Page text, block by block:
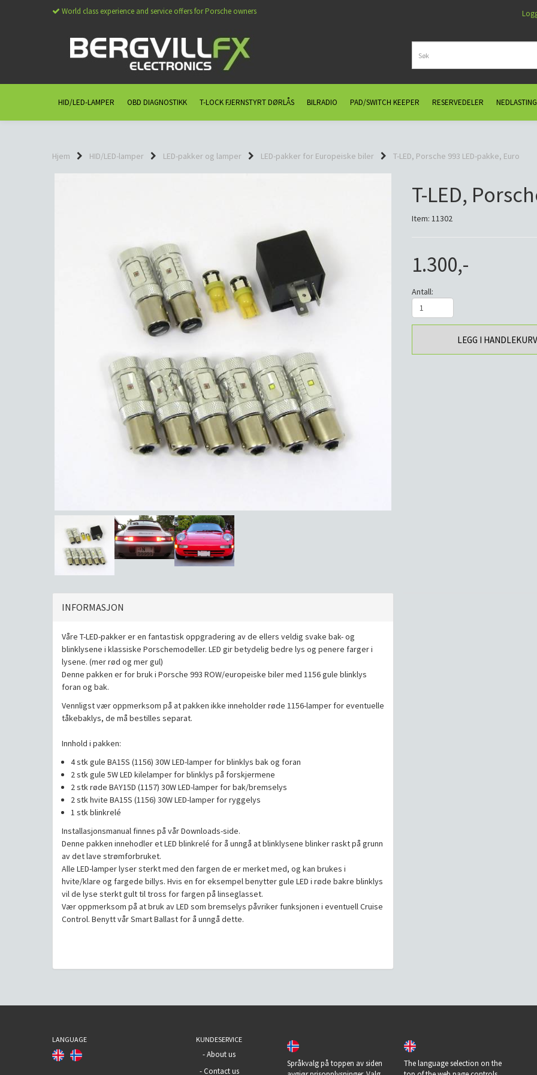
World class experience and service offers for Porsche owners
HID/LED-LAMPER OBD DIAGNOSTIKK T-LOCK FJERNSTYRT DØRLÅS BILRADIO PAD/SWITCH KEEPER RESERVEDELER NEDLASTING
Hjem HID/LED-lamper LED-pakker og lamper LED-pakker for Europeiske biler T-LED, Porsche 993 LED-pakke, Euro
T-LED,
Item: 11302
1.300,-
Antall:
LEGG I HANDLEKURV
INFORMASJON
Våre T-LED-pakker er en fantastisk oppgradering av de ellers veldig svake bak- og
blinklysene i klassiske Porschemodeller. LED gir betydelig bedre lys og penere farger i
lysene. (mer rød og mer gul)
Denne pakken er for bruk i Porsche 993 ROW/europeiske biler med 1156 gule blinklys
foran og bak.
Vennligst vær oppmerksom på at pakken ikke inneholder røde 1156-lamper for eventuelle
tåkebaklys, de må bestilles separat.
Innhold i pakken:
4 stk gule BA15S (1156) 30W LED-lamper for blinklys bak og foran
2 stk gule 5W LED kilelamper for blinklys på forskjermene
2 stk røde BAY15D (1157) 30W LED-lamper for bak/bremselys
2 stk hvite BA15S (1156) 30W LED-lamper for ryggelys
1 stk blinkrelé
Installasjonsmanual finnes på vår Downloads-side.
Denne pakken innehodler et LED blinkrelé for å unngå at blinklysene blinker raskt på grunn
av det lave strømforbruket.
Alle LED-lamper lyser sterkt med den fargen de er merket med, og kan brukes i
hvite/klare og fargede billys. Hvis en for eksempel benytter gule LED i røde bakre blinklys
vil de lyse sterkt gult til tross for fargen på linseglasset.
Vær oppmerksom på at bruk av LED som bremselys påvriker funksjonen i eventuell Cruise
Control. Benytt vår Smart Ballast for å unngå dette.
LANGUAGE KUNDESERVICE
-About us
-Contact us
Språkvalg på toppen av siden
The language selection on the